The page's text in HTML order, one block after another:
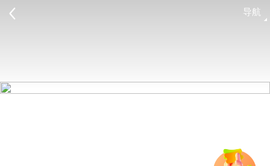
导航